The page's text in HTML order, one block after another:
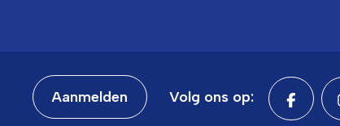
Aanmelden Volg ons op: